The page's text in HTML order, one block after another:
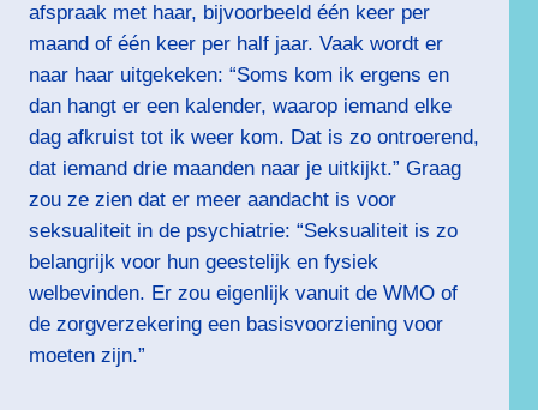
afspraak met haar, bijvoorbeeld één keer per
maand of één keer per half jaar. Vaak wordt er
naar haar uitgekeken: “Soms kom ik ergens en
dan hangt er een kalender, waarop iemand elke
dag afkruist tot ik weer kom. Dat is zo ontroerend,
dat iemand drie maanden naar je uitkijkt.” Graag
zou ze zien dat er meer aandacht is voor
seksualiteit in de psychiatrie: “Seksualiteit is zo
belangrijk voor hun geestelijk en fysiek
welbevinden. Er zou eigenlijk vanuit de WMO of
de zorgverzekering een basisvoorziening voor
moeten zijn.”